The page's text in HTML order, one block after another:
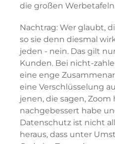
die großen
Nachtrag: Wer glaubt,
so sie denn diesmal
jeden - nein. Das gilt
Kunden. Bei nicht-
eine enge
eine Verschlüsselung
jenen, die sagen, Zoom
nachgebessert habe
Datenschutz ist nicht
heraus, dass unter